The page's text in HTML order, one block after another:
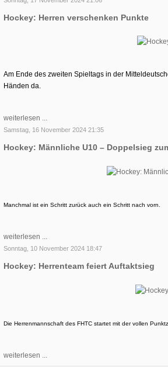
Hockey: Herren verschenken Punkte
Am Ende des zweiten Spieltags in der
Händen da.
weiterlesen ...
Samstag, 16 November 2024 21:35
Hockey: Männliche U10 – Doppelsieg
Manchmal ist ein Schritt zurück auch ein Schritt nach vorn.
weiterlesen ...
Sonntag, 10 November 2024 18:47
Hockey: Herrenteam feiert Auftaktsieg
Die Herrenmannschaft des FHTC startet mit der vollen
weiterlesen ...